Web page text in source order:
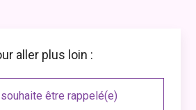
aller plus loin :
être rappelé(e)